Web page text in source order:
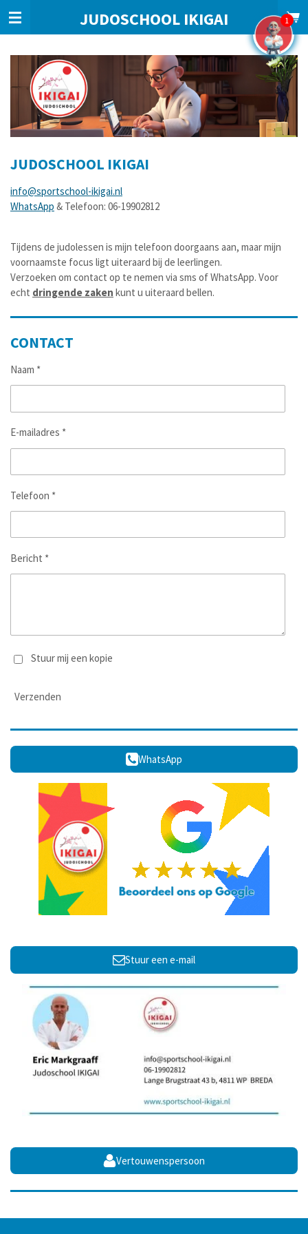
Ga
de
hoofdinhoud
JUDOSCHOOL IKIGAI
JUDOSCHOOL IKIGAI
info@sportschool-ikigai.nl
WhatsApp & Telefoon: 06-19902812
Tijdens de judolessen is mijn telefoon doorgaans aan, maar mijn
voornaamste focus ligt uiteraard bij de leerlingen.
Verzoeken om contact op te nemen via sms of WhatsApp. Voor
echt dringende zaken kunt u uiteraard bellen.
CONTACT
Naam *
E-mailadres *
Telefoon *
Bericht *
Stuur mij een kopie
Verzenden
WhatsApp
Stuur een e-mail
Vertouwenspersoon
1